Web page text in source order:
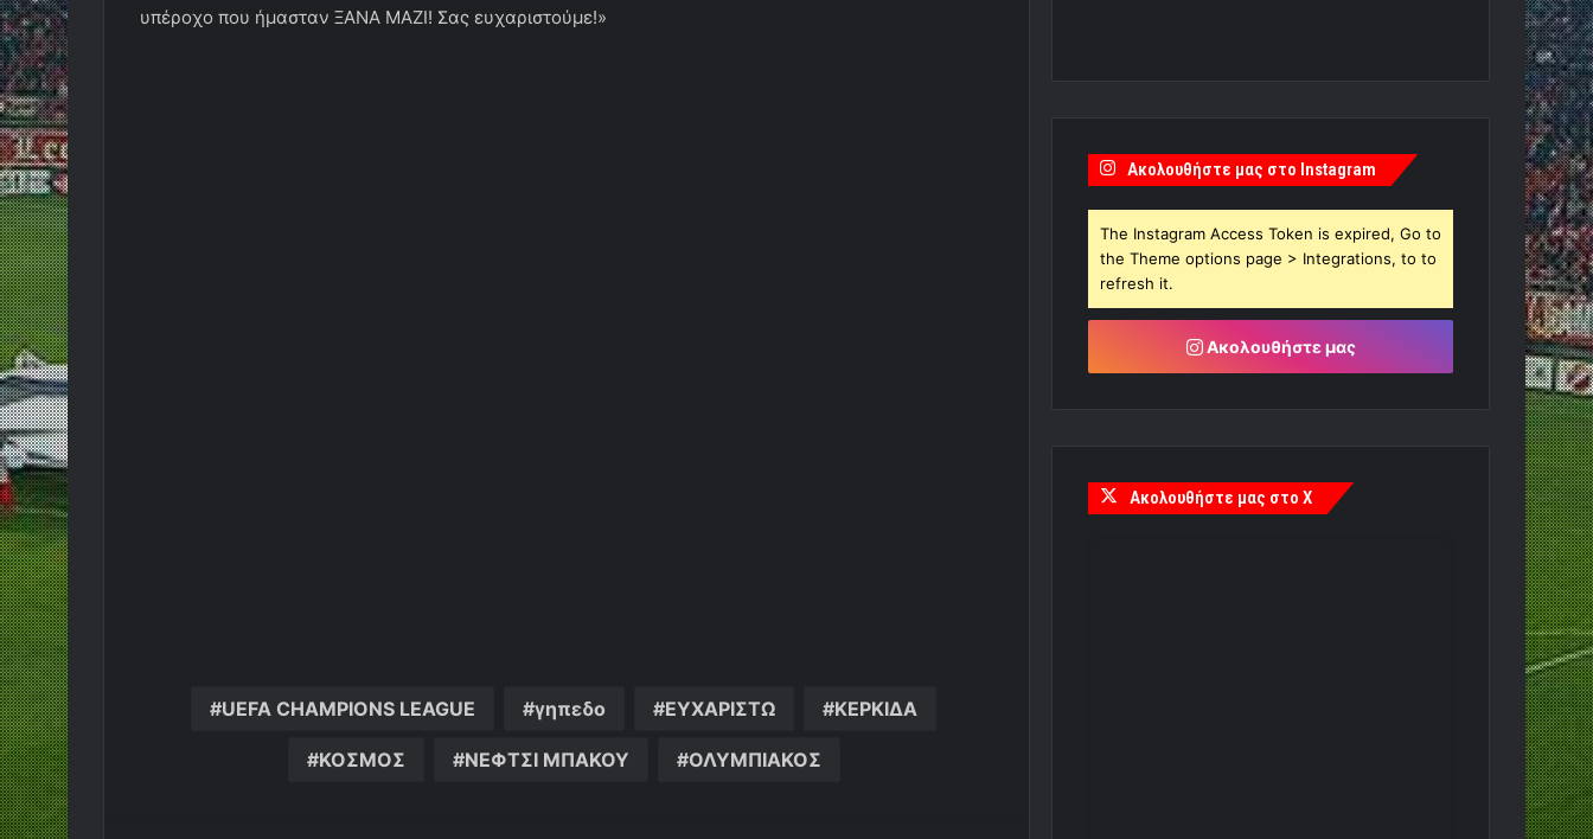
υπέροχο που ήμασταν ΞΑΝΑ ΜΑΖΙ! Σας ευχαριστούμε!»
UEFA CHAMPIONS LEAGUE γηπεδο ΕΥΧΑΡΙΣΤΩ ΚΕΡΚΙΔΑ
ΚΟΣΜΟΣ ΝΕΦΤΣΙ ΜΠΑΚΟΥ ΟΛΥΜΠΙΑΚΟΣ
Ακολουθήστε μας στο Instagram
The Instagram Access Token is expired, Go to
the Theme options page > Integrations, to to
refresh it.
Ακολουθήστε μας
Ακολουθήστε μας στο X